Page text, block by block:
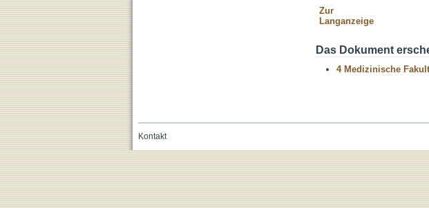
Zur
Langanzeige
Das Dokument
4 Medizinische
Kontakt